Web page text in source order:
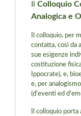
Colloquio
Analogica e
Il colloquio, per
contatta, così da
sue esigenze
costituzione
Ippocrate), e,
e, per
(d'eventi ed
Il colloquio